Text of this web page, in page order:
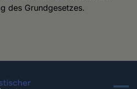
des Grundgesetzes.